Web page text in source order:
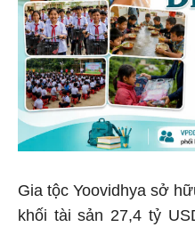
Gia tộc Yoovidhya sở
khối tài sản 27,4 tỷ